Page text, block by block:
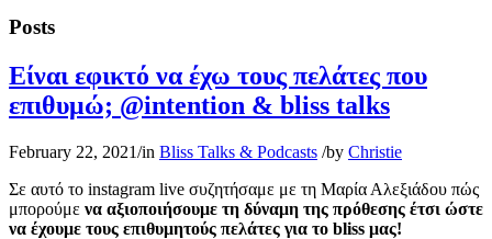
Posts
Είναι εφικτό να έχω τους πελάτες που
επιθυμώ; @intention & bliss talks
February 22, 2021/in Bliss Talks & Podcasts /by Christie
Σε αυτό το instagram live συζητήσαμε με τη Μαρία Αλεξιάδου πώς
μπορούμε να αξιοποιήσουμε τη δύναμη της πρόθεσης έτσι ώστε
να έχουμε τους επιθυμητούς πελάτες για το bliss μας!